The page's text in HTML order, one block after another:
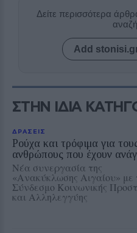
Δείτε περισσότερα
Add
ΣΤΗΝ ΙΔΙΑ
ΔΡΑΣΕΙΣ
Ρούχα και τρόφιμα για
ανθρώπους που έχουν
Νέα συνεργασία της
«Ανακύκλωσης Αιγαίου» με
Σύνδεσμο Κοινωνικής
και Αλληλεγγύης